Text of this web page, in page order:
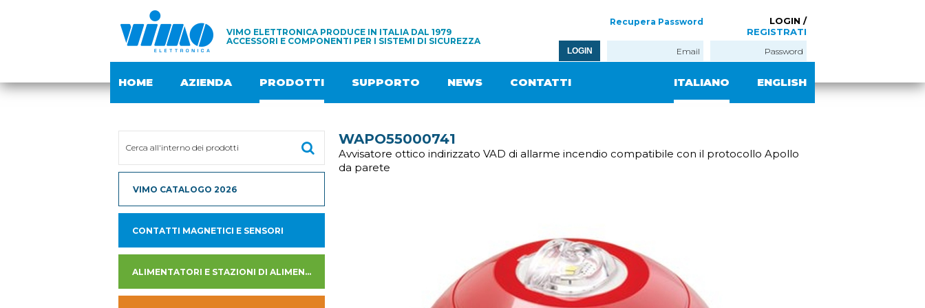
VIMO ELETTRONICA PRODUCE IN ITALIA DAL 1979
ACCESSORI E COMPONENTI PER I SISTEMI DI SICUREZZA
LOGIN /
REGISTRATI
Recupera Password
LOGIN
HOME AZIENDA PRODOTTI SUPPORTO NEWS CONTATTI ENGLISH
ITALIANO
VIMO CATALOGO 2026
CONTATTI MAGNETICI E SENSORI
ALIMENTATORI E STAZIONI DI ALIMENTAZIONE
WAPO55000741
Avvisatore ottico indirizzato VAD di allarme incendio compatibile con il protocollo Apollo
da parete